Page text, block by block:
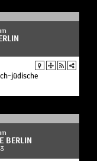
jüdische
BERLIN